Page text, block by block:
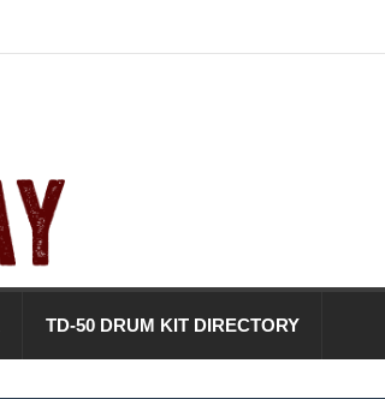
TD-50 DRUM KIT DIRECTORY